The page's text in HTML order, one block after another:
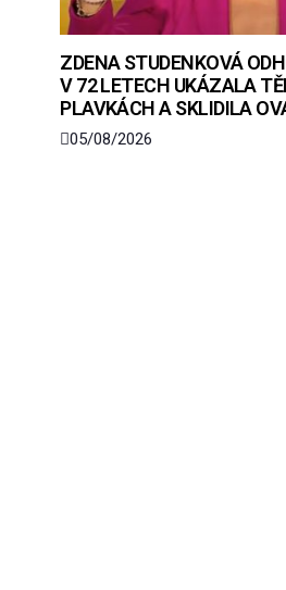
ZDENA STUDENKOVÁ
V 72 LETECH UKÁZALA
PLAVKÁCH A SKLIDILA
05/08/2026